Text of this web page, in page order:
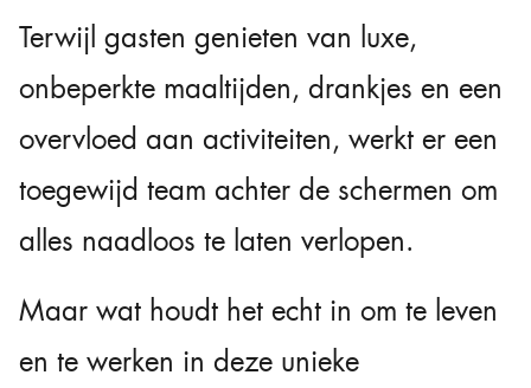
Terwijl gasten genieten van luxe,
onbeperkte maaltijden, drankjes en een
overvloed aan activiteiten, werkt er een
toegewijd team achter de schermen om
alles naadloos te laten verlopen.
Maar wat houdt het echt in om te leven
en te werken in deze unieke